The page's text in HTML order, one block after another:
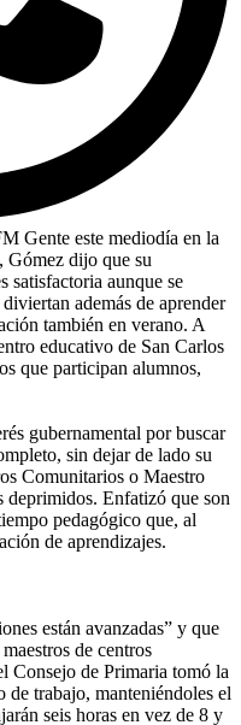
Gente este mediodía en la
Gómez dijo que su
satisfactoria aunque se
además de aprender
también en verano. A
educativo de San Carlos
que participan alumnos,
gubernamental por buscar
sin dejar de lado su
Comunitarios o Maestro
deprimidos. Enfatizó que son
pedagógico que, al
de aprendizajes.
están avanzadas” y que
de centros
Consejo de Primaria tomó la
trabajo, manteniéndoles el
seis horas en vez de 8 y